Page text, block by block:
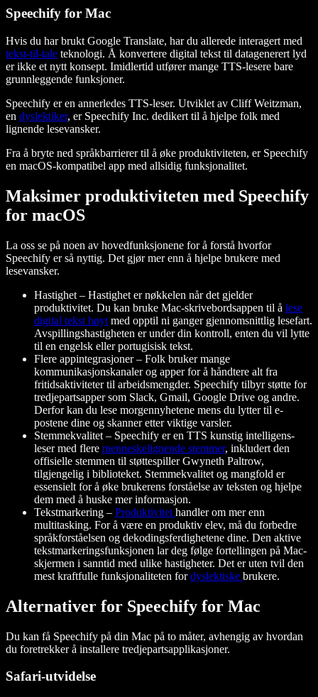
Speechify for Mac
Hvis du har brukt Google Translate, har du allerede interagert med
tekst-til-tale teknologi. Å konvertere digital tekst til datagenerert lyd
er ikke et nytt konsept. Imidlertid utfører mange TTS-lesere bare
grunnleggende funksjoner.
Speechify er en annerledes TTS-leser. Utviklet av Cliff Weitzman,
en dyslektiker, er Speechify Inc. dedikert til å hjelpe folk med
lignende lesevansker.
Fra å bryte ned språkbarrierer til å øke produktiviteten, er Speechify
en macOS-kompatibel app med allsidig funksjonalitet.
Maksimer produktiviteten med Speechify
for macOS
La oss se på noen av hovedfunksjonene for å forstå hvorfor
Speechify er så nyttig. Det gjør mer enn å hjelpe brukere med
lesevansker.
Hastighet – Hastighet er nøkkelen når det gjelder
produktivitet. Du kan bruke Mac-skrivebordsappen til å lese
digital tekst høyt med opptil ni ganger gjennomsnittlig lesefart.
Avspillingshastigheten er under din kontroll, enten du vil lytte
til en engelsk eller portugisisk tekst.
Flere appintegrasjoner – Folk bruker mange
kommunikasjonskanaler og apper for å håndtere alt fra
fritidsaktiviteter til arbeidsmengder. Speechify tilbyr støtte for
tredjepartsapper som Slack, Gmail, Google Drive og andre.
Derfor kan du lese morgennyhetene mens du lytter til e-
postene dine og skanner etter viktige varsler.
Stemmekvalitet – Speechify er en TTS kunstig intelligens-
leser med flere menneskelignende stemmer, inkludert den
offisielle stemmen til støttespiller Gwyneth Paltrow,
tilgjengelig i biblioteket. Stemmekvalitet og mangfold er
essensielt for å øke brukerens forståelse av teksten og hjelpe
dem med å huske mer informasjon.
Tekstmarkering – Produktivitet handler om mer enn
multitasking. For å være en produktiv elev, må du forbedre
språkforståelsen og dekodingsferdighetene dine. Den aktive
tekstmarkeringsfunksjonen lar deg følge fortellingen på Mac-
skjermen i sanntid med ulike hastigheter. Det er uten tvil den
mest kraftfulle funksjonaliteten fordyslektiske brukere.
Alternativer for Speechify for Mac
Du kan få Speechify på din Mac på to måter, avhengig av hvordan
du foretrekker å installere tredjepartsapplikasjoner.
Safari-utvidelse